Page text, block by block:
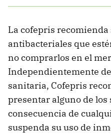
La cofepris recomienda
antibacteriales que
no comprarlos en el
Independientemente
sanitaria, Cofepris
presentar alguno de
consecuencia de
suspenda su uso de